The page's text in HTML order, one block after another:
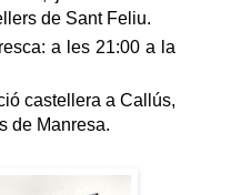
de Sant Feliu.
a les 21:00 a la
castellera a Callús,
de Manresa.